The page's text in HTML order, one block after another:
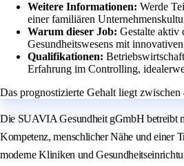
Weitere Informationen: Werde
einer familiären
Warum dieser Job: Gestalte aktiv
Gesundheitswesens mit
Qualifikationen:
Erfahrung im Controlling,
Das prognostizierte Gehalt liegt
Die SUAVIA Gesundheit gGmbH betreibt
Kompetenz, menschlicher Nähe und einer
moderne Kliniken und